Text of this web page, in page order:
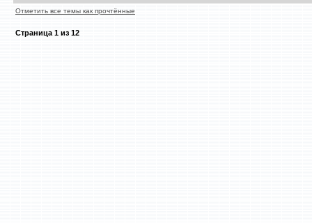
Отметить все темы как прочтённые
Страница 1 из 12